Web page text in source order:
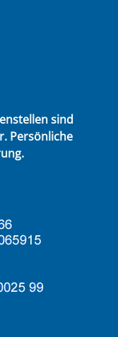
sind
Persönliche